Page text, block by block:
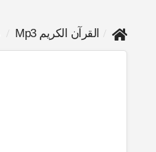
القرآن الكريم Mp3